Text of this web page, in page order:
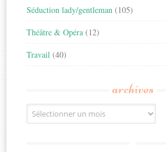
Séduction lady/gentleman (105)
Théâtre & Opéra (12)
Travail (40)
archives
Archives